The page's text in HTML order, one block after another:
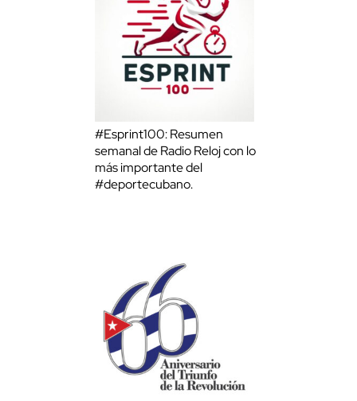
#Esprint100: Resumen
semanal de Radio Reloj con lo
más importante del
#deportecubano.